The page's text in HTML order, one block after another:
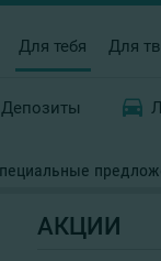
Для тебя Для
Депозиты
АКЦИИ